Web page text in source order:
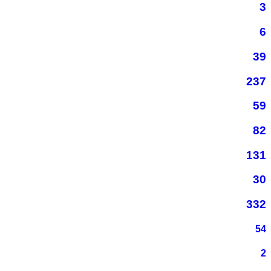
3
6
39
237
59
82
131
30
332
54
2